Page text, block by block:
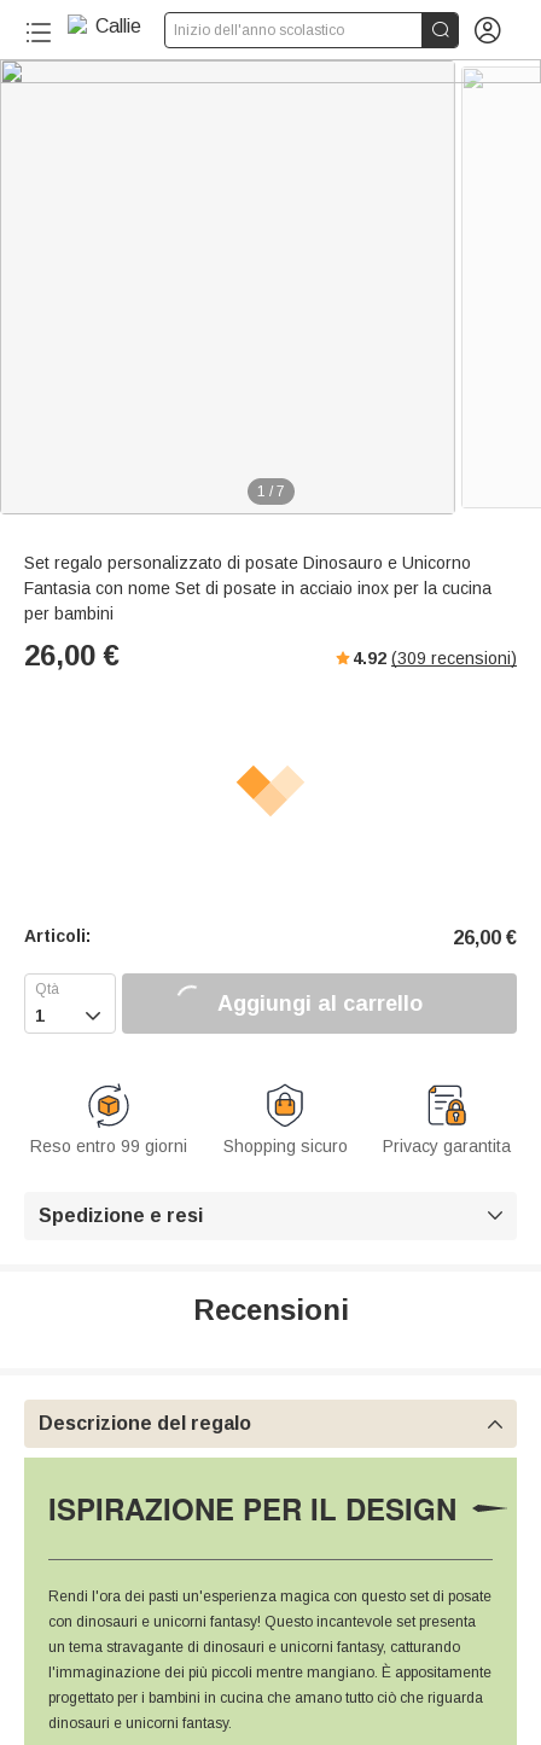
Inizio dell'anno scolastico  
1 / 7
Set regalo personalizzato di posate Dinosauro e Unicorno
Fantasia con nome Set di posate in acciaio inox per la cucina
per bambini
26,00 € 4.92 (309 recensioni)
Articoli: 26,00 €
 Aggiungi al carrello
Reso entro 99 giorni Shopping sicuro Privacy garantita
Spedizione e resi 
Recensioni
Descrizione del regalo 
ISPIRAZIONE PER IL DESIGN
Rendi l'ora dei pasti un'esperienza magica con questo set di posate
con dinosauri e unicorni fantasy! Questo incantevole set presenta
un tema stravagante di dinosauri e unicorni fantasy, catturando
l'immaginazione dei più piccoli mentre mangiano. È appositamente
progettato per i bambini in cucina che amano tutto ciò che riguarda
dinosauri e unicorni fantasy.